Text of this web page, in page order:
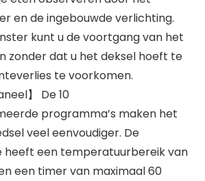
en de ingebouwde verlichting.
kunt u de voortgang van het
zonder dat u het deksel hoeft te
te voorkomen.
】 De 10
programma’s maken het
veel eenvoudiger. De
heeft een temperatuurbereik van
een timer van maximaal 60